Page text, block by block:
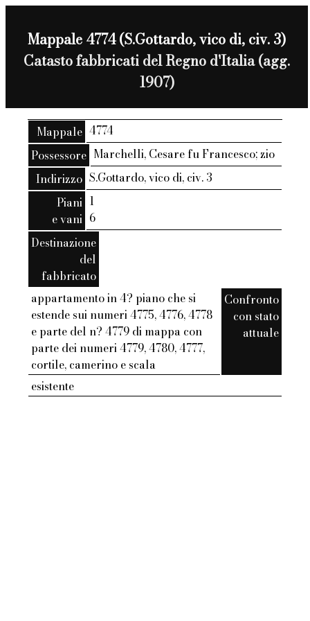
Mappale 4774 (S.Gottardo, vico di, civ. 3)
Catasto fabbricati del Regno d'Italia (agg.
1907)
Mappale 4774
Possessore Marchelli, Cesare fu Francesco; zio
Indirizzo S.Gottardo, vico di, civ. 3
Piani
e vani
1
6
Destinazione
del
fabbricato
appartamento in 4? piano che si
estende sui numeri 4775, 4776, 4778
e parte del n? 4779 di mappa con
parte dei numeri 4779, 4780, 4777,
cortile, camerino e scala
Confronto
con stato
attuale
esistente